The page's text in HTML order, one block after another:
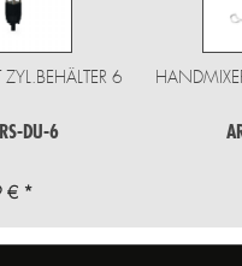
ZYL.BEHÄLTER 6
DU-6
€ *